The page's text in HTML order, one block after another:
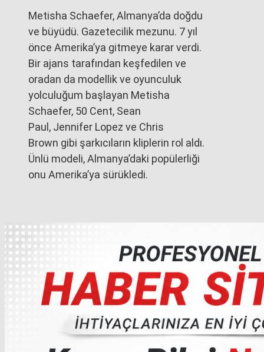
Metisha Schaefer, Almanya’da doğdu
ve büyüdü. Gazetecilik mezunu. 7 yıl
önce Amerika’ya gitmeye karar verdi.
Bir ajans tarafından keşfedilen ve
oradan da modellik ve oyunculuk
yolculuğum başlayan Metisha
Schaefer, 50 Cent, Sean
Paul, Jennifer Lopez ve Chris
Brown gibi şarkıcıların kliplerin rol aldı.
Ünlü modeli, Almanya’daki popülerliği
onu Amerika’ya sürükledi.